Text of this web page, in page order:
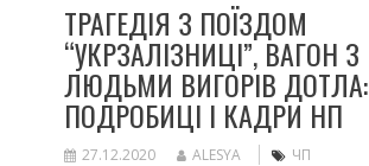
ТРАГЕДІЯ З ПОЇЗДОМ
“УКРЗАЛІЗНИЦІ”, ВАГОН З
ЛЮДЬМИ ВИГОРІВ ДОТЛА:
ПОДРОБИЦІ І КАДРИ НП
27.12.2020 ALESYA ЧП